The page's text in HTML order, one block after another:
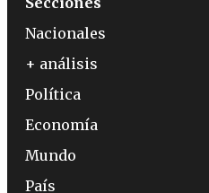
Nacionales
+ análisis
Política
Economía
Mundo
País